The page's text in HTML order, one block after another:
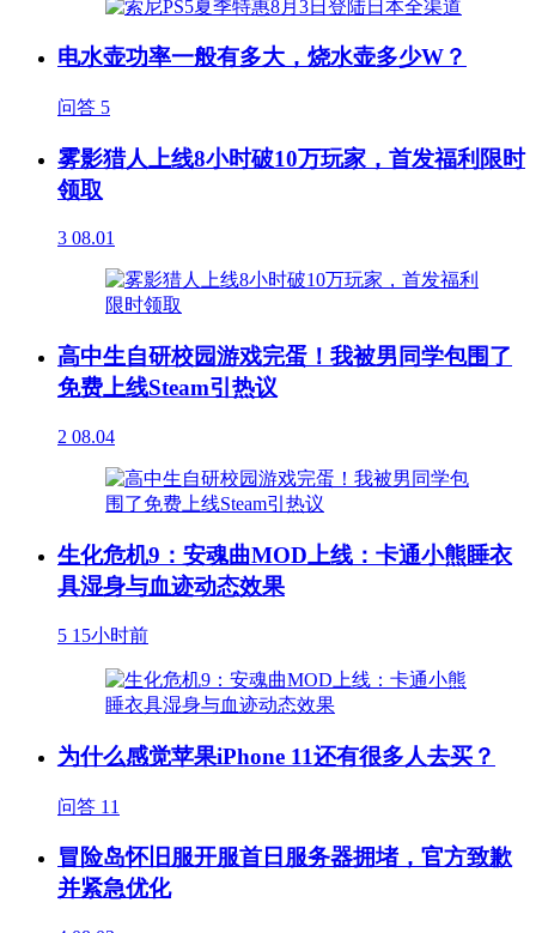
电水壶功率一般有多大，烧水壶多少W？
问答 5
雾影猎人上线8小时破10万玩家，首发福利限时
领取
3 08.01
高中生自研校园游戏完蛋！我被男同学包围了
免费上线Steam引热议
2 08.04
生化危机9：安魂曲MOD上线：卡通小熊睡衣
具湿身与血迹动态效果
5 15小时前
为什么感觉苹果iPhone 11还有很多人去买？
问答 11
冒险岛怀旧服开服首日服务器拥堵，官方致歉
并紧急优化